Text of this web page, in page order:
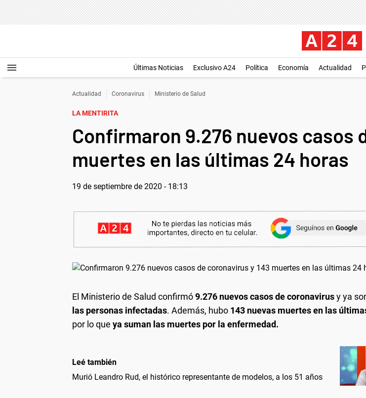
Últimas Noticias Exclusivo A24 Política Economía Actualidad
Actualidad Coronavirus Ministerio de Salud
LA MENTIRITA
Confirmaron 9.276 nuevos casos
muertes en las últimas 24 horas
19 de septiembre de 2020 - 18:13
El Ministerio de Salud confirmó9.276 nuevos casos de coronavirusy ya
las personas infectadas. Además, hubo 143 nuevas muertes en las
por lo que ya suman las muertes por la enfermedad.
Leé también
Murió Leandro Rud, el histórico representante de modelos, a los 51 años